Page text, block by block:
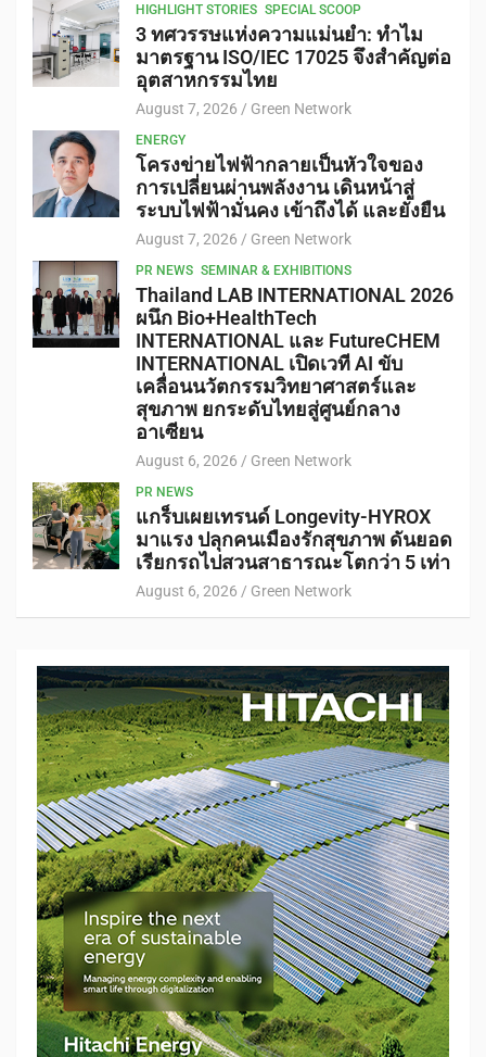
HIGHLIGHT STORIES SPECIAL SCOOP
3 ทศวรรษแห่งความแม่นยำ: ทำไม
มาตรฐาน ISO/IEC 17025 จึงสำคัญต่อ
อุตสาหกรรมไทย
August 7, 2026 Green Network
ENERGY
โครงข่ายไฟฟ้ากลายเป็นหัวใจของ
การเปลี่ยนผ่านพลังงาน เดินหน้าสู่
ระบบไฟฟ้ามั่นคง เข้าถึงได้ และยั่งยืน
August 7, 2026 Green Network
PR NEWS SEMINAR & EXHIBITIONS
Thailand LAB INTERNATIONAL 2026
ผนึก Bio+HealthTech
INTERNATIONAL และ FutureCHEM
INTERNATIONAL เปิดเวที AI ขับ
เคลื่อนนวัตกรรมวิทยาศาสตร์และ
สุขภาพ ยกระดับไทยสู่ศูนย์กลาง
อาเซียน
August 6, 2026 Green Network
PR NEWS
แกร็บเผยเทรนด์ Longevity-HYROX
มาแรง ปลุกคนเมืองรักสุขภาพ ดันยอด
เรียกรถไปสวนสาธารณะโตกว่า 5 เท่า
August 6, 2026 Green Network